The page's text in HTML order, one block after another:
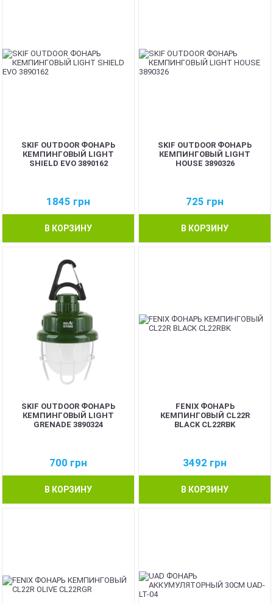
SKIF OUTDOOR ФОНАРЬ
КЕМПИНГОВЫЙ LIGHT
SHIELD EVO 3890162
1845 грн
В КОРЗИНУ
SKIF OUTDOOR ФОНАРЬ
КЕМПИНГОВЫЙ LIGHT
HOUSE 3890326
725 грн
В КОРЗИНУ
SKIF OUTDOOR ФОНАРЬ
КЕМПИНГОВЫЙ LIGHT
GRENADE 3890324
700 грн
В КОРЗИНУ
FENIX ФОНАРЬ
КЕМПИНГОВЫЙ CL22R
BLACK CL22RBK
3492 грн
В КОРЗИНУ